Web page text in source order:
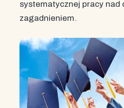
systematycznej pracy nad
zagadnieniem.